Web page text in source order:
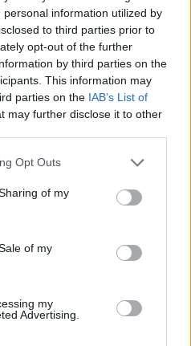
information utilized by
to third parties prior to
opt-out of the further
by third parties on the
This information may
parties on the IAB’s List of
may further disclose it to other
Opt Outs
of my
of my
my
Advertising.
Veretout